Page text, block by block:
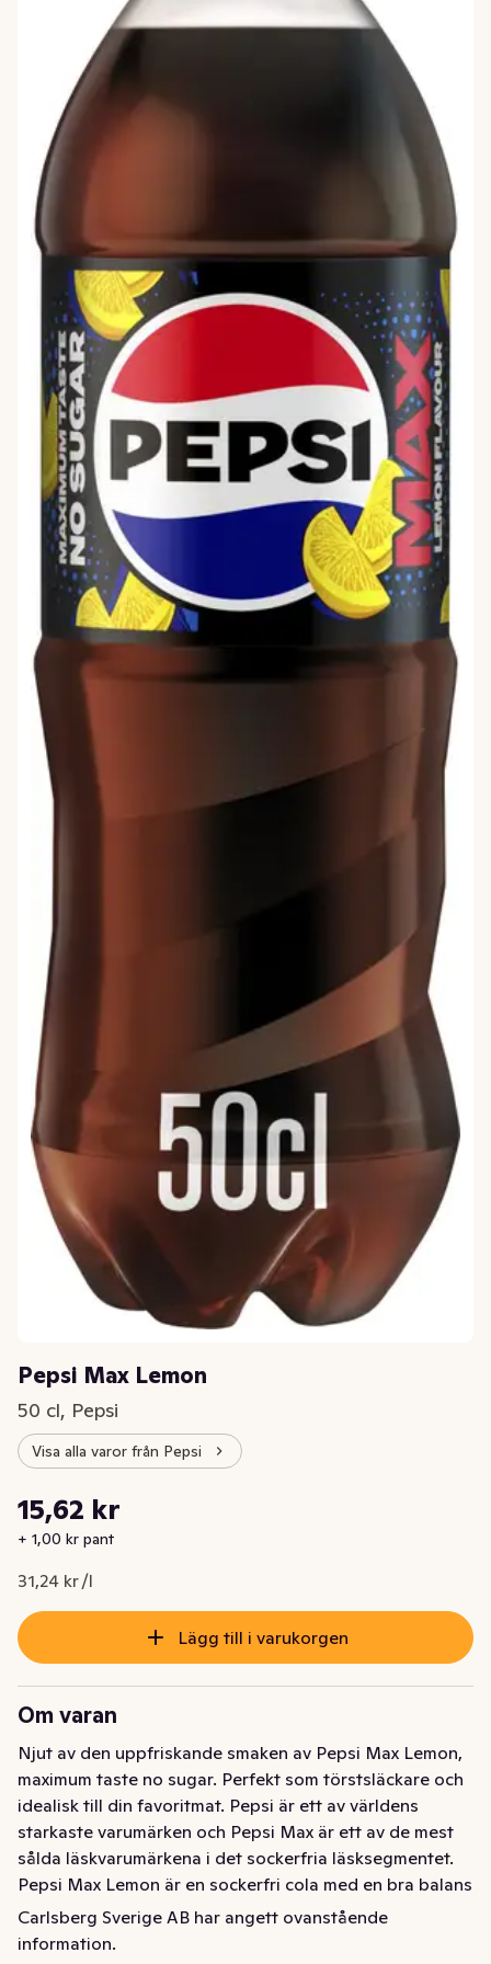
Pepsi Max Lemon
50 cl, Pepsi
Visa alla varor från Pepsi
Nuvarande pris är: 15,62 kr
15,62 kr
+ 1,00 kr pant
31,24 kr /l
Styckpris: 31,24 kr /l
Lägg till i varukorgen
Om varan
Njut av den uppfriskande smaken av Pepsi Max Lemon,
maximum taste no sugar. Perfekt som törstsläckare och
idealisk till din favoritmat. Pepsi är ett av världens
starkaste varumärken och Pepsi Max är ett av de mest
sålda läskvarumärkena i det sockerfria läsksegmentet.
Pepsi Max Lemon är en sockerfri cola med en bra balans
mellan söta och syrliga toner. Njut av din Pepsi Max
Lemon för dig själv eller tillsammans med vänner och
Carlsberg Sverige AB har angett ovanstående
information.